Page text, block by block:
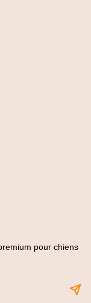
pour chiens